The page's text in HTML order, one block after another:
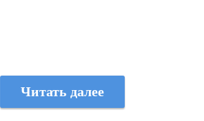
Читать далее